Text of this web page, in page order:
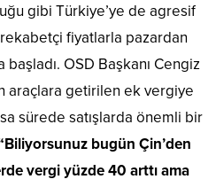
gibi Türkiye’ye de agresif
fiyatlarla pazardan
başladı. OSD Başkanı Cengiz
araçlara getirilen ek vergiye
sürede satışlarda önemli bir
bugün Çin’den
vergi yüzde 40 arttı ama